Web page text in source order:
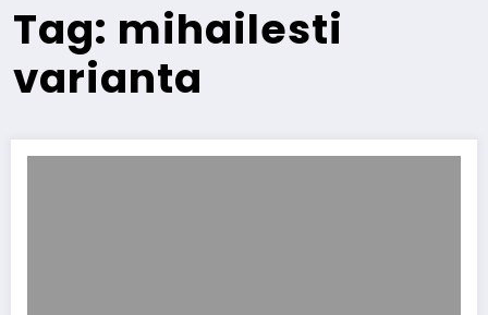
Tag: mihailesti
varianta